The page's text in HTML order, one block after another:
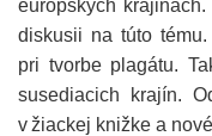
európskych
diskusii na túto
pri tvorbe plagátu.
susediacich krajín.
v žiackej knižke a